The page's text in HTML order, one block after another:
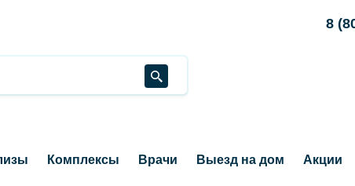
8
Комплексы Врачи Выезд на дом Акции